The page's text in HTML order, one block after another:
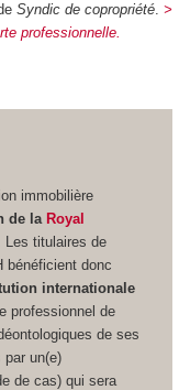
Syndic de copropriété. >
professionnelle.
immobilière
de la Royal
Les titulaires de
bénéficient donc
internationale
professionnel de
de ses
un(e)
de cas) qui sera